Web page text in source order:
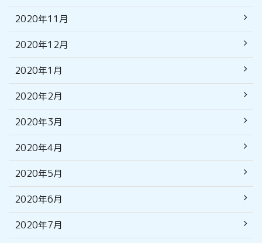
2020年11月
2020年12月
2020年1月
2020年2月
2020年3月
2020年4月
2020年5月
2020年6月
2020年7月